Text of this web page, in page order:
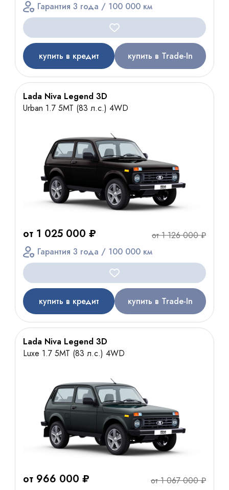
Гарантия 3 года / 100 000 км
купить в кредит купить в Trade-In
Lada Niva Legend 3D
Urban 1.7 5МТ (83 л.с.) 4WD
от 1 025 000 ₽
от 1 126 000 ₽
Гарантия 3 года / 100 000 км
купить в кредит купить в Trade-In
Lada Niva Legend 3D
Luxe 1.7 5МТ (83 л.с.) 4WD
от 966 000 ₽
от 1 067 000 ₽